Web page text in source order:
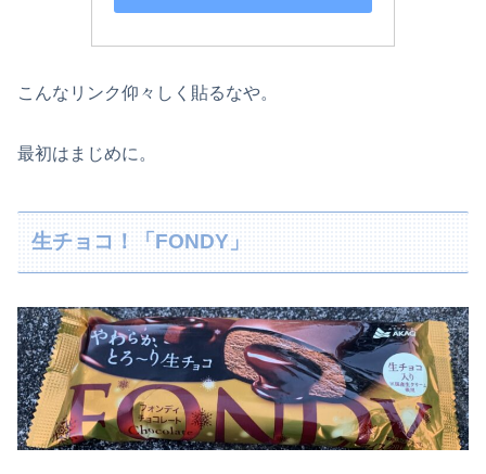
こんなリンク仰々しく貼るなや。
最初はまじめに。
生チョコ！「FONDY」